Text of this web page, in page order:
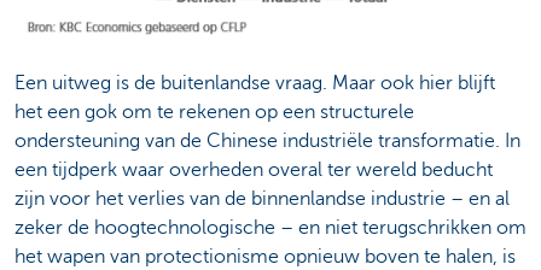
Een uitweg is de buitenlandse vraag. Maar ook hier blijft
het een gok om te rekenen op een structurele
ondersteuning van de Chinese industriële transformatie. In
een tijdperk waar overheden overal ter wereld beducht
zijn voor het verlies van de binnenlandse industrie – en al
zeker de hoogtechnologische – en niet terugschrikken om
het wapen van protectionisme opnieuw boven te halen, is